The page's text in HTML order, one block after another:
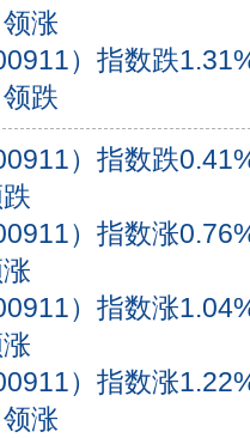
涨
）指数跌
跌
）指数跌
）指数涨
）指数涨
）指数涨
涨